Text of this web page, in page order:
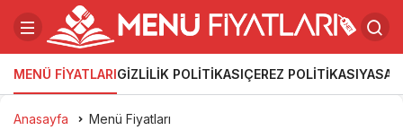
MENÜ FIYATLARIGIZLILIK POLITIKASIÇEREZ POLITIKASIYASAL
Anasayfa Menü Fiyatları